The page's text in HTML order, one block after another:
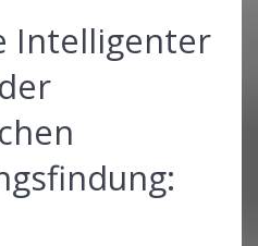
Intelligenter